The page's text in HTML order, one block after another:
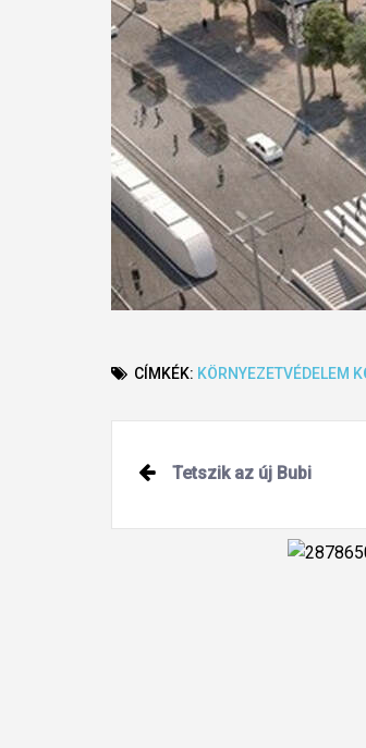
CÍMKÉK: KÖRNYEZETVÉDELEM
Post
navigation
Tetszik az új Bubi